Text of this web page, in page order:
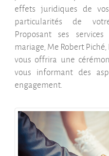
effets juridiques de
particularités de
Proposant ses
mariage, Me Robert
vous offrira une
vous informant des
engagement.